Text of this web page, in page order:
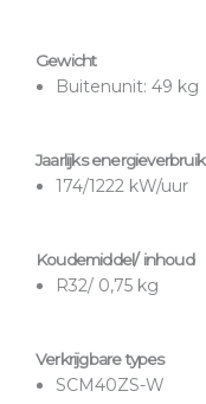
Gewicht
Buitenunit: 49 kg
Jaarlijks energieverbruik
174/1222 kW/uur
Koudemiddel/ inhoud
R32/ 0,75 kg
Verkrijgbare types
SCM40ZS-W